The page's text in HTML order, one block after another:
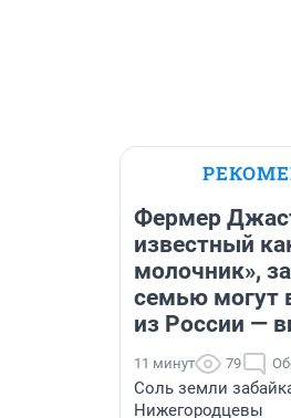
Фермер
известный
молочник»,
семью могут
из России —
11 минут 79
Соль земли
Нижегородцевы